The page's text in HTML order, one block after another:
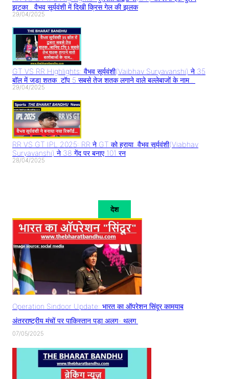
झटका.. वैभव सूर्यवंशी में दिखी क्रिस गेल की झलक
29/04/2025
GT VS RR Highlights: वैभव सूर्यवंशी(Vaibhav Suryavanshi) ने 35
बॉल में जड़ा शतक..टॉप 5 सबसे तेज शतक लगाने वाले बल्लेबाजों के नाम..
29/04/2025
RR VS GT IPL 2025: RR ने GT को हराया..वैभव सूर्यवंशी(Viabhav
Suryavanshi) ने 38 गेंद पर बनाए 101 रन
28/04/2025
देश
Operation Sindoor Update: भारत का ऑपरेशन सिंदूर कामयाब
अंतरराष्ट्रीय मंचों पर पाकिस्तान पड़ा अलग- थलग
07/05/2025